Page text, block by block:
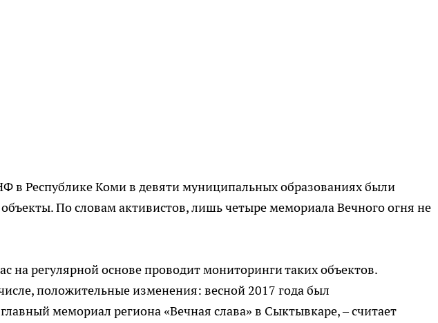
в Республике Коми в девяти муниципальных образованиях были
По словам активистов, лишь четыре мемориала Вечного огня не
на регулярной основе проводит мониторинги таких объектов.
положительные изменения: весной 2017 года был
мемориал региона «Вечная слава» в Сыктывкаре, – считает